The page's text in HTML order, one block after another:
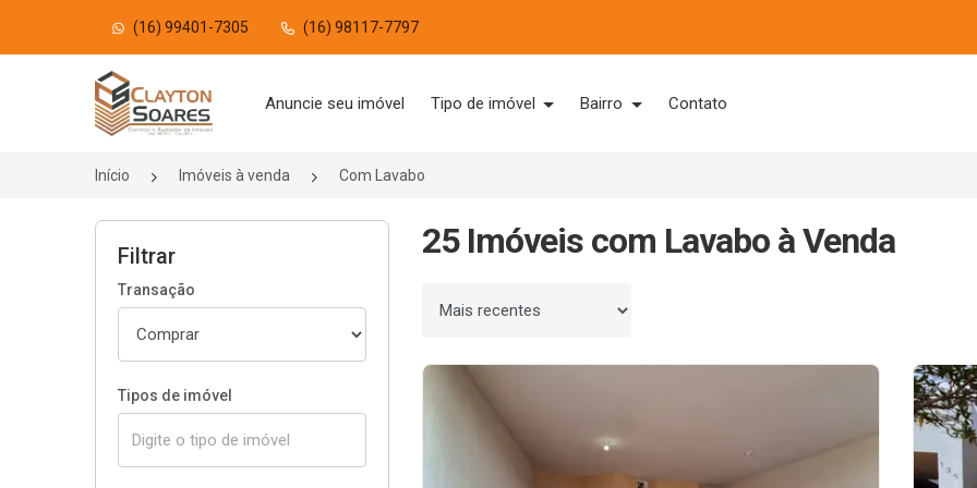
(16) 99401-7305 (16) 98117-7797
Página inicial
Anuncie seu imóvel Tipo de imóvel Bairro Contato
Início Imóveis à venda Com Lavabo
Filtrar
Transação
Tipos de imóvel
25 Imóveis com Lavabo à Venda
Ordenar por